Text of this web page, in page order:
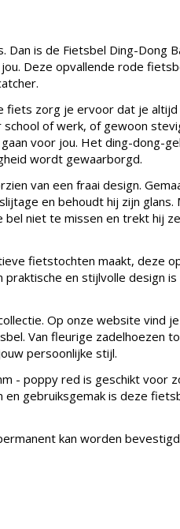
is de Fietsbel Ding-Dong
Deze opvallende rode
fiets zorg je ervoor dat je
of werk, of gewoon
voor jou. Het ding-dong-
wordt gewaarborgd.
van een fraai design.
en behoudt hij zijn glans.
niet te missen en trekt hij
fietstochten maakt, deze
en stijlvolle design
Op onze website vind
Van fleurige zadelhoezen
persoonlijke stijl.
- poppy red is geschikt voor
gebruiksgemak is deze
kan worden